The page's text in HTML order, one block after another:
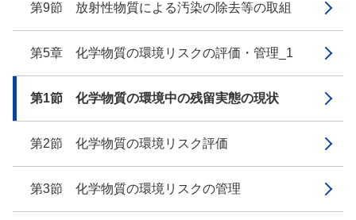
第9節 放射性物質による汚染の除去等の取組
第5章 化学物質の環境リスクの評価・管理_1
第1節 化学物質の環境中の残留実態の現状
第2節 化学物質の環境リスク評価
第3節 化学物質の環境リスクの管理